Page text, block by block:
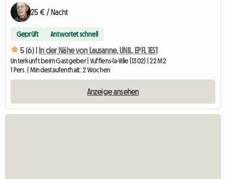
25 € / Nacht
Geprüft Antwortet schnell
5 (6) | In der Nähe von Lausanne, UNIL, EPFL 1EST
Unterkunft beim Gastgeber | Vufflens-la-Ville (1302) | 22 M2
1 Pers. | Mindestaufenthalt: 2 Wochen
Anzeige ansehen